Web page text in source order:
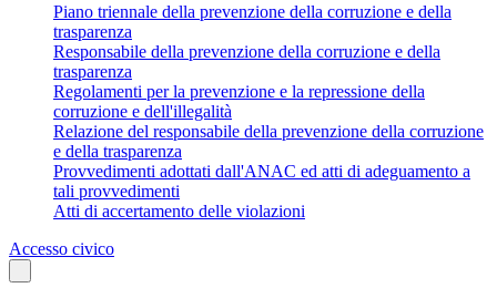
Piano triennale della prevenzione della corruzione e della
trasparenza
Responsabile della prevenzione della corruzione e della
trasparenza
Regolamenti per la prevenzione e la repressione della
corruzione e dell'illegalità
Relazione del responsabile della prevenzione della corruzione
e della trasparenza
Provvedimenti adottati dall'ANAC ed atti di adeguamento a
tali provvedimenti
Atti di accertamento delle violazioni
Accesso civico